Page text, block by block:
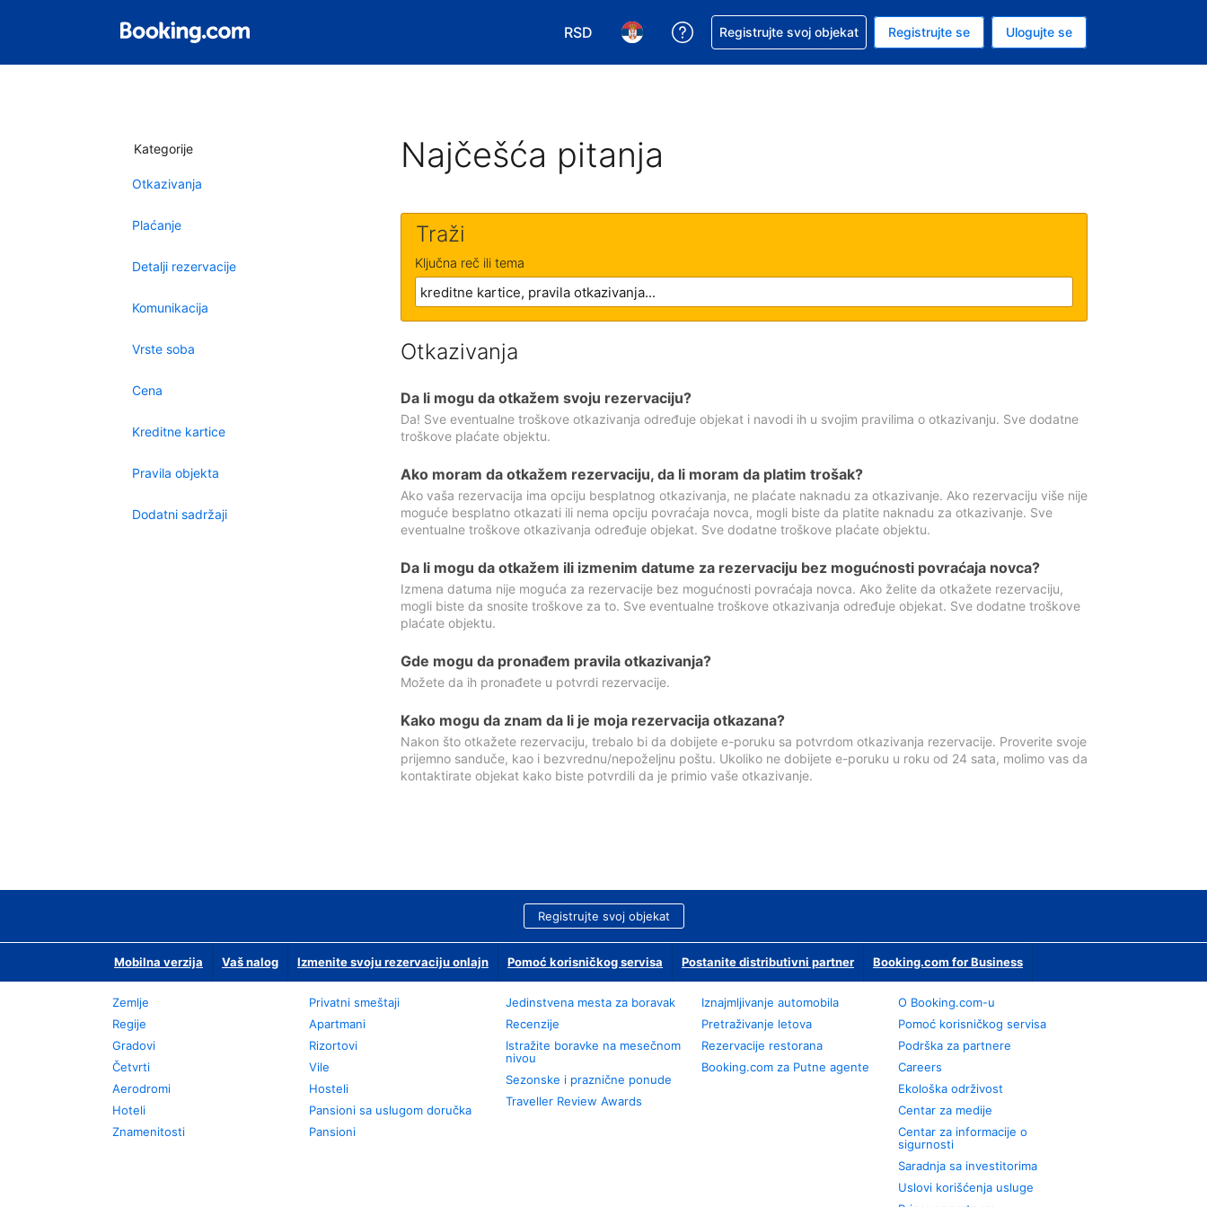
RSD
Izaberite valutu. Vaša trenutna valuta je dinar
Izaberite jezik. Vaš trenutni jezik je Srpskom
Zatražite pomoć u vezi sa rezervacijom
Registrujte svoj objekat Registrujte se Ulogujte se
Kategorije
Otkazivanja
Plaćanje
Detalji rezervacije
Komunikacija
Vrste soba
Cena
Kreditne kartice
Pravila objekta
Dodatni sadržaji
Najčešća pitanja
Traži
Ključna reč ili tema
Otkazivanja
Da li mogu da otkažem svoju rezervaciju?
Da! Sve eventualne troškove otkazivanja određuje objekat i navodi ih u svojim pravilima o otkazivanju. Sve dodatne
troškove plaćate objektu.
Ako moram da otkažem rezervaciju, da li moram da platim trošak?
Ako vaša rezervacija ima opciju besplatnog otkazivanja, ne plaćate naknadu za otkazivanje. Ako rezervaciju više nije
moguće besplatno otkazati ili nema opciju povraćaja novca, mogli biste da platite naknadu za otkazivanje. Sve
eventualne troškove otkazivanja određuje objekat. Sve dodatne troškove plaćate objektu.
Da li mogu da otkažem ili izmenim datume za rezervaciju bez mogućnosti povraćaja novca?
Izmena datuma nije moguća za rezervacije bez mogućnosti povraćaja novca. Ako želite da otkažete rezervaciju,
mogli biste da snosite troškove za to. Sve eventualne troškove otkazivanja određuje objekat. Sve dodatne troškove
plaćate objektu.
Gde mogu da pronađem pravila otkazivanja?
Možete da ih pronađete u potvrdi rezervacije.
Kako mogu da znam da li je moja rezervacija otkazana?
Nakon što otkažete rezervaciju, trebalo bi da dobijete e-poruku sa potvrdom otkazivanja rezervacije. Proverite svoje
prijemno sanduče, kao i bezvrednu/nepoželjnu poštu. Ukoliko ne dobijete e-poruku u roku od 24 sata, molimo vas da
kontaktirate objekat kako biste potvrdili da je primio vaše otkazivanje.
Registrujte svoj objekat
Mobilna verzija Vaš nalog Izmenite svoju rezervaciju onlajn Pomoć korisničkog servisa Postanite distributivni partner Booking.com for Business
Zemlje
Regije
Gradovi
Četvrti
Aerodromi
Hoteli
Znamenitosti
Privatni smeštaji
Apartmani
Rizortovi
Vile
Hosteli
Pansioni sa uslugom doručka
Pansioni
Jedinstvena mesta za boravak
Recenzije
Istražite boravke na mesečnom
nivou
Sezonske i praznične ponude
Traveller Review Awards
Iznajmljivanje automobila
Pretraživanje letova
Rezervacije restorana
Booking.com za Putne agente
О Booking.com-u
Pomoć korisničkog servisa
Podrška za partnere
Careers
Ekološka održivost
Centar za medije
Centar za informacije o
sigurnosti
Saradnja sa investitorima
Uslovi korišćenja usluge